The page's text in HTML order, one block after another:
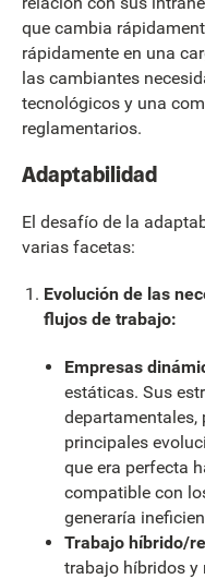
que cambia
rápidamente en una
las cambiantes
tecnológicos y una
reglamentarios.
Adaptabilidad
El desafío de la
varias facetas:
Evolución de las
flujos de trabajo:
Empresas
estáticas. Sus
departamentales,
principales
que era perfecta
compatible con
generaría
Trabajo híbrido/
trabajo híbridos y